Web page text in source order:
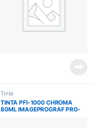
Tinta
TINTA PFI-1000 CHROMA
80ML IMAGEPROGRAF PRO-